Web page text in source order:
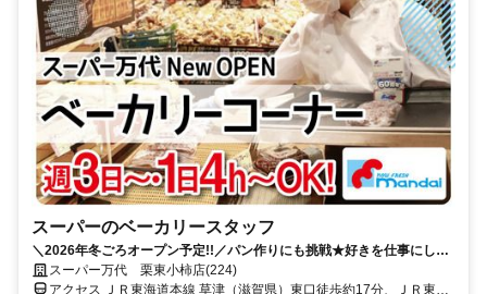
スーパーのベーカリースタッフ
＼2026年冬ごろオープン予定!!／パン作りにも挑戦★好きを仕事にしま
せんか♪週3～◎
スーパー万代 栗東小柿店(224)
アクセス ＪＲ東海道本線 草津（滋賀県）東口徒歩約17分、ＪＲ東海